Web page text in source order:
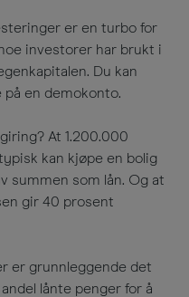
er en turbo for
investorer har brukt i
Du kan
en demokonto.
At 1.200.000
kan kjøpe en bolig
summen som lån. Og at
gir 40 prosent
er grunnleggende det
lånte penger for å